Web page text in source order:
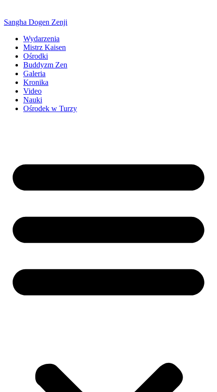
Sangha Dogen Zenji
Wydarzenia
Mistrz Kaisen
Ośrodki
Buddyzm Zen
Galeria
Kronika
Video
Nauki
Ośrodek w Turzy